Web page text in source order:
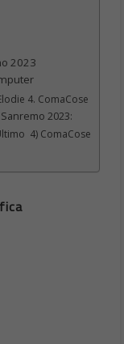
2023
4. ComaCose
2023:
4) ComaCose